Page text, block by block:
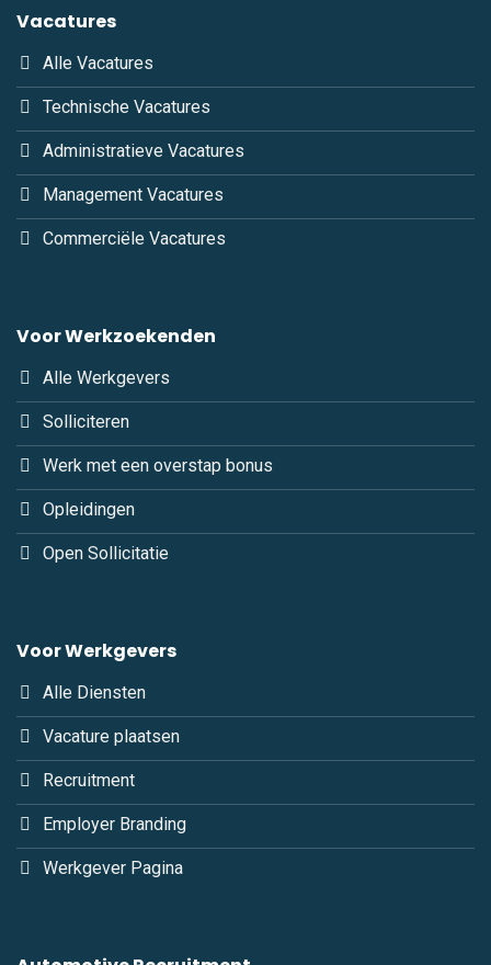
Vacatures
Alle Vacatures
Technische Vacatures
Administratieve Vacatures
Management Vacatures
Commerciële Vacatures
Voor Werkzoekenden
Alle Werkgevers
Solliciteren
Werk met een overstap bonus
Opleidingen
Open Sollicitatie
Voor Werkgevers
Alle Diensten
Vacature plaatsen
Recruitment
Employer Branding
Werkgever Pagina